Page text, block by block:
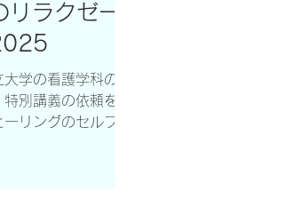
ました。 関連す
にサポートしてい
すい環境だと感じ
は、エネルギー
、浄化、エナジャ
幅広い内容を学び
リラクゼー
学の看護学科の心
別講義の依頼を頂
リングのセルフヒ